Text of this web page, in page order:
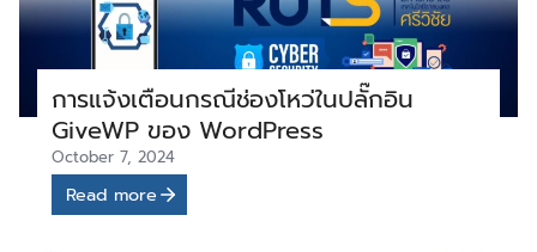
การแจ้งเตือนกรณีช่องโหว่ในปลั๊กอิน
GiveWP ของ WordPress
October 7, 2024
Read more